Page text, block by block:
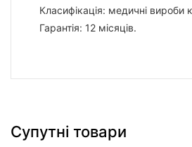
Класифікація: медичні вироби
Гарантія: 12 місяців.
Супутні товари